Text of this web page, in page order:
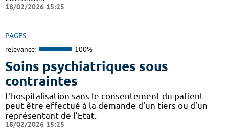
18/02/2026 15:25
PAGES
relevance: 100%
Soins psychiatriques sous
contraintes
L'hospitalisation sans le consentement du patient
peut être effectué à la demande d'un tiers ou d’un
représentant de l’Etat.
18/02/2026 15:25